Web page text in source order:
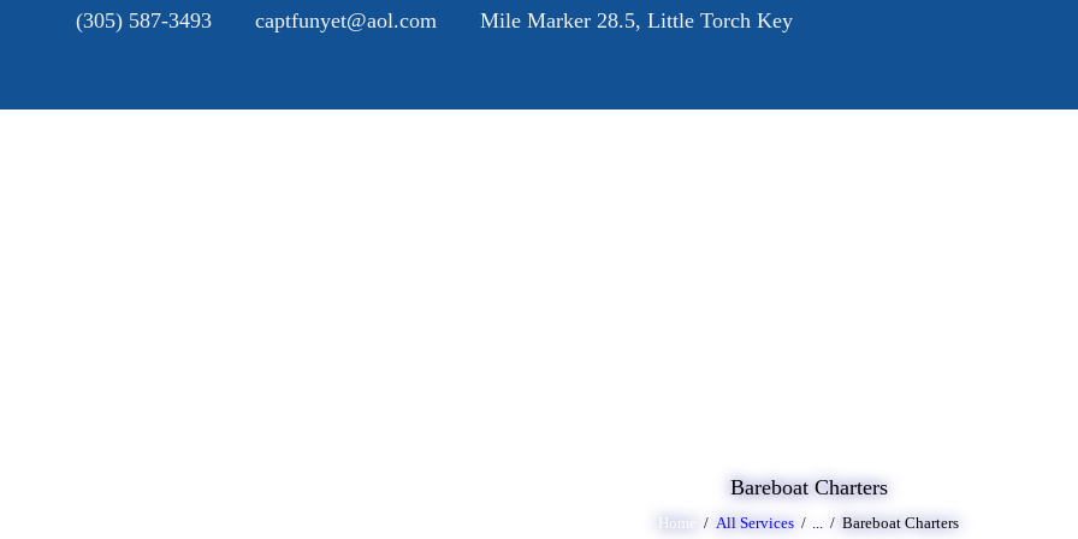
(305) 587-3493 captfunyet@aol.com Mile Marker 28.5, Little Torch Key
Bareboat Charters
Home All Services Bareboat Charters
HOME
ABOUT